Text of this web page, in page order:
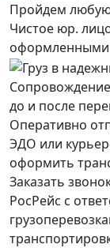
Пройдем любую
Чистое юр.
оформленными
Сопровождение
до и после
Оперативно
ЭДО или
оформить
Заказать
РосРейс с